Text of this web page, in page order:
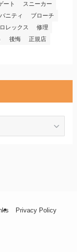
ート
スニーカー
バニティ
ブローチ
ロレックス
修理
後悔
正規店
Privacy Policy